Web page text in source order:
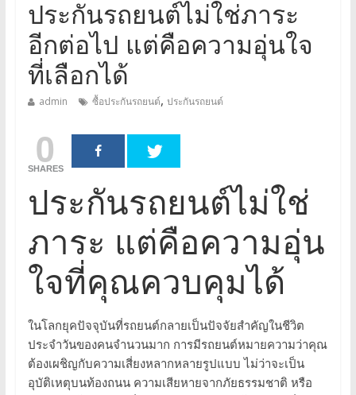
ประกันรถยนต์ไม่ใช่ภาระ
อีกต่อไป แต่คือความอุ่นใจ
ที่เลือกได้
admin ซื้อประกันรถยนต์, ประกันรถยนต์
0
SHARES
ประกันรถยนต์ไม่ใช่
ภาระ แต่คือความอุ่น
ใจที่คุณควบคุมได้
ในโลกยุคปัจจุบันที่รถยนต์กลายเป็นปัจจัยสำคัญในชีวิต
ประจำวันของคนจำนวนมาก การมีรถยนต์หมายความว่าคุณ
ต้องเผชิญกับความเสี่ยงหลากหลายรูปแบบ ไม่ว่าจะเป็น
อุบัติเหตุบนท้องถนน ความเสียหายจากภัยธรรมชาติ หรือ